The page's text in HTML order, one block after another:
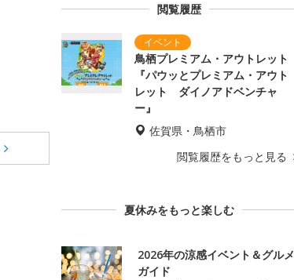
閲覧履歴
鳥栖プレミアム・アウトレット
『パウッとプレミアム・アウト
レット ダイノアドベンチャ
ー』
佐賀県・鳥栖市
閲覧履歴をもっと見る
夏休みをもっと楽しむ
2026年の涼感イベント＆グルメ
ガイド